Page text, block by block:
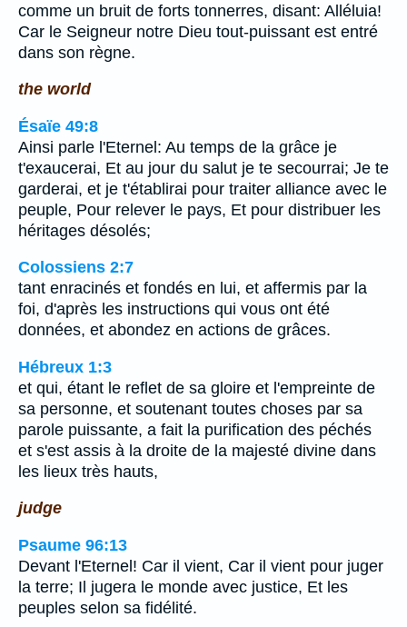
comme un bruit de forts tonnerres, disant: Alléluia!
Car le Seigneur notre Dieu tout-puissant est entré
dans son règne.
the world
Ésaïe 49:8
Ainsi parle l'Eternel: Au temps de la grâce je
t'exaucerai, Et au jour du salut je te secourrai; Je te
garderai, et je t'établirai pour traiter alliance avec le
peuple, Pour relever le pays, Et pour distribuer les
héritages désolés;
Colossiens 2:7
tant enracinés et fondés en lui, et affermis par la
foi, d'après les instructions qui vous ont été
données, et abondez en actions de grâces.
Hébreux 1:3
et qui, étant le reflet de sa gloire et l'empreinte de
sa personne, et soutenant toutes choses par sa
parole puissante, a fait la purification des péchés
et s'est assis à la droite de la majesté divine dans
les lieux très hauts,
judge
Psaume 96:13
Devant l'Eternel! Car il vient, Car il vient pour juger
la terre; Il jugera le monde avec justice, Et les
peuples selon sa fidélité.